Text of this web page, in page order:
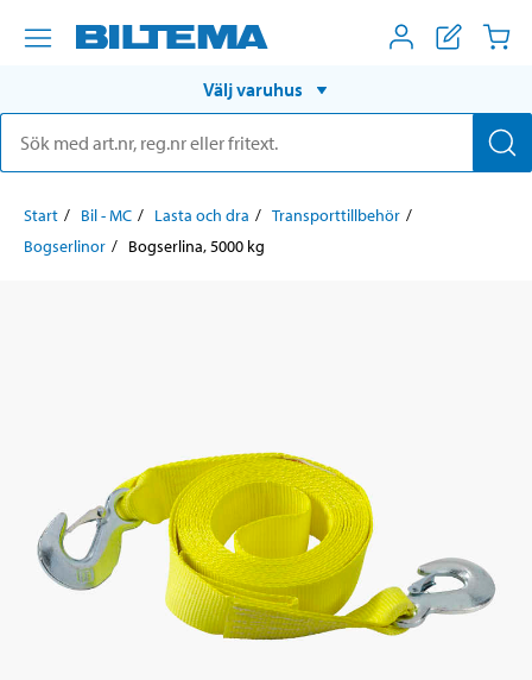
Välj varuhus
Start Bil - MC Lasta och dra
Transporttillbehör
Bogserlinor
Bogserlina, 5000 kg